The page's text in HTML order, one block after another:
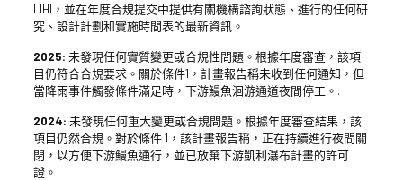
LIHI，並在年度合規提交中提供有關機構諮詢狀態、進行的任何研
究、設計計劃和實施時間表的最新資訊。
2025: 未發現任何實質變更或合規性問題。根據年度審查，該項
目仍符合合規要求。關於條件1，計畫報告稱未收到任何通知，但
當降雨事件觸發條件滿足時，下游鰻魚洄游通道夜間停工。.
2024: 未發現任何重大變更或合規問題。根據年度審查結果，該
項目仍然合規。對於條件 1，該計畫報告稱，正在持續進行夜間關
閉，以方便下游鰻魚通行，並已放棄下游凱利瀑布計畫的許可
證。